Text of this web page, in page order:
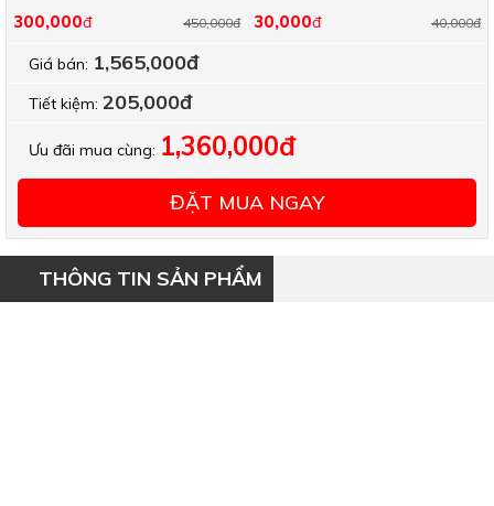
450,000đ
300,000đ 40,000đ
30,000đ
Giá bán: 1,565,000đ
Tiết kiệm: 205,000đ
Ưu đãi mua cùng: 1,360,000đ
ĐẶT MUA NGAY
THÔNG TIN SẢN PHẨM